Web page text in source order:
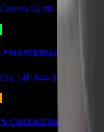
Carrera 24 #8-10 local 2
📍 MONTERIAOUTLET
Cra 14F #44-36
🔧 CARTAGENA